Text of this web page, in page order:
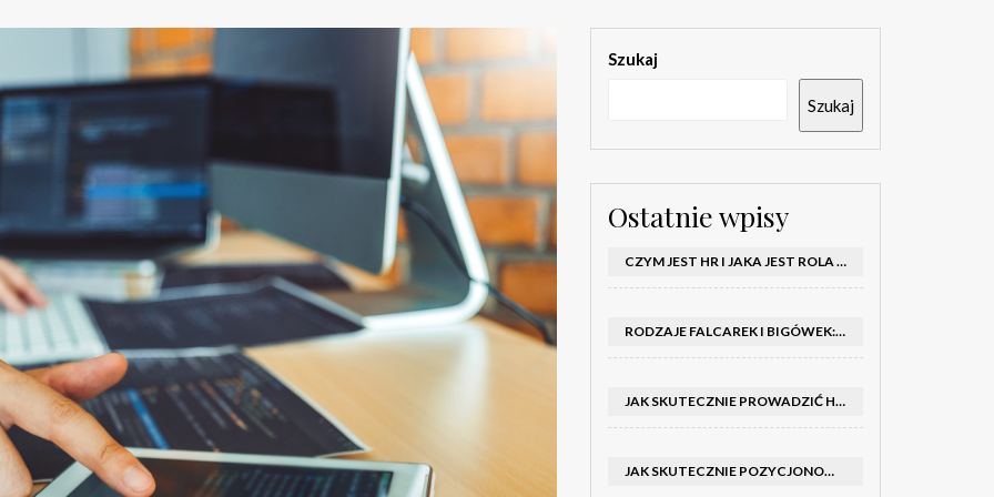
Szukaj
Szukaj
Ostatnie wpisy
CZYM JEST HR I JAKA JEST ROLA DZIAŁU HR W FIRMIE
RODZAJE FALCAREK I BIGÓWEK: JAKIE WYBRAĆ DO PRODUKCJI?
JAK SKUTECZNIE PROWADZIĆ HOSTESSY NA TARGACH: PORADNIK I SZKOLENIA
JAK SKUTECZNIE POZYCJONOWAĆ SKLEP SHOPER: KLUCZOWE KROKI I STRATEGIE